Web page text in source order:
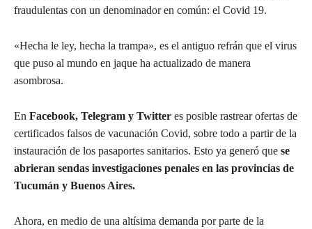
fraudulentas con un denominador en común: el Covid 19.
«Hecha le ley, hecha la trampa», es el antiguo refrán que el virus
que puso al mundo en jaque ha actualizado de manera
asombrosa.
En Facebook, Telegram y Twitter es posible rastrear ofertas de
certificados falsos de vacunación Covid, sobre todo a partir de la
instauración de los pasaportes sanitarios. Esto ya generó que se
abrieran sendas investigaciones penales en las provincias de
Tucumán y Buenos Aires.
Ahora, en medio de una altísima demanda por parte de la